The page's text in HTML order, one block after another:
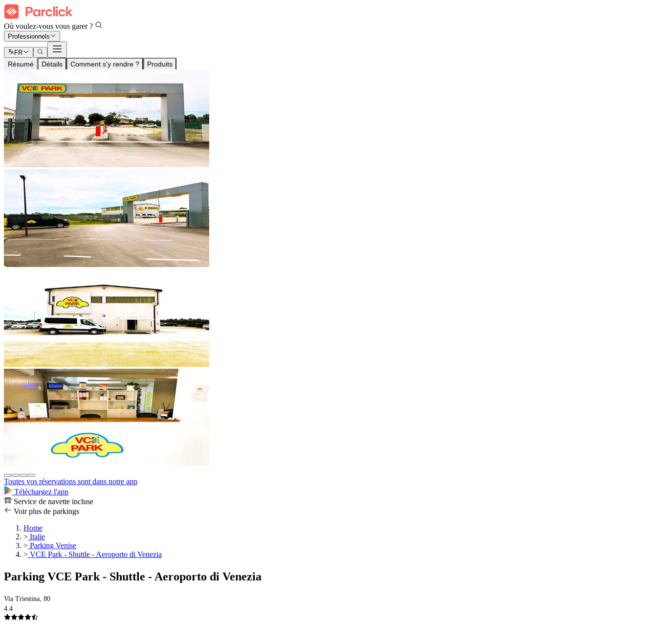
Où voulez-vous vous garer ?
Professionnels
FR
Résumé Détails Comment s'y rendre ? Produits
Toutes vos réservations sont dans notre app
Téléchargez l'app
Service de navette incluse
Voir plus de parkings
Home
> Italie
> Parking Venise
> VCE Park - Shuttle - Aeroporto di Venezia
Parking VCE Park - Shuttle - Aeroporto di Venezia
Via Triestina, 80
4.4